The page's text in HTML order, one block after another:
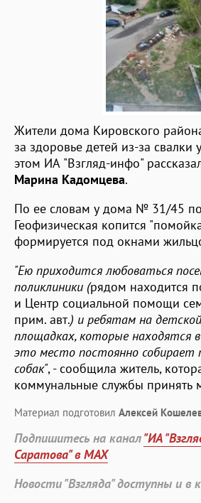
Жители дома Кировского
за здоровье детей из-за
этом ИА "Взгляд-инфо"
Марина Кадомцева.
По ее словам у дома № 31/45
Геофизическая копится
формируется под окнами
"Ею приходится любоваться
поликлиники (рядом находится
и Центр социальной помощи
прим. авт.) и ребятам на
площадках, которые находятся
это место постоянно собирает
собак", - сообщила житель,
коммунальные службы принять
Материал подготовил Алексей
Подпишитесь на канал"ИА
Саратова" в MAX
Новости "Взгляда" доступны и в